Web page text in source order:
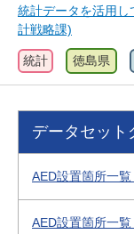
統計データを活用
計戦略課)
統計 徳島県
データセット
AED設置箇所一覧
AED設置箇所一覧